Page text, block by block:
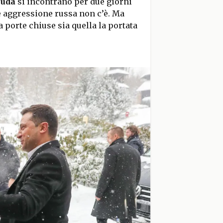
russa non c’è. Ma
porte chiuse sia quella la portata